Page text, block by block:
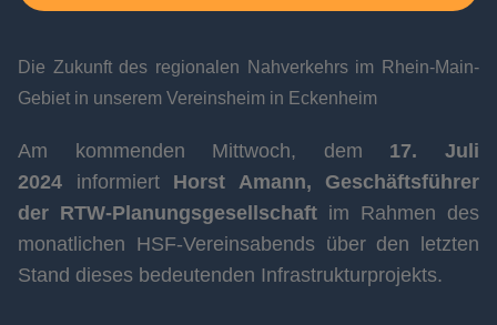
Die Zukunft des regionalen Nahverkehrs im Rhein-Main-
Gebiet in unserem Vereinsheim in Eckenheim
Am kommenden Mittwoch, dem 17. Juli
2024 informiert Horst Amann, Geschäftsführer
der RTW-Planungsgesellschaft im Rahmen des
monatlichen HSF-Vereinsabends über den letzten
Stand dieses bedeutenden Infrastrukturprojekts.